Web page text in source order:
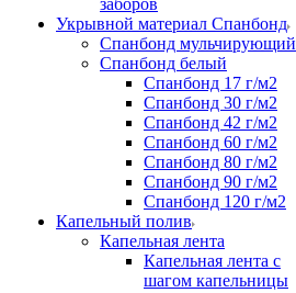
заборов
Укрывной материал Спанбонд
Спанбонд мульчирующий
Спанбонд белый
Спанбонд 17 г/м2
Спанбонд 30 г/м2
Спанбонд 42 г/м2
Спанбонд 60 г/м2
Спанбонд 80 г/м2
Спанбонд 90 г/м2
Спанбонд 120 г/м2
Капельный полив
Капельная лента
Капельная лента с
шагом капельницы